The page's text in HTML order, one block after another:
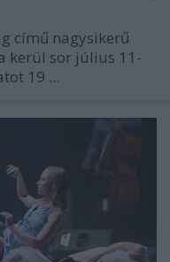
című nagysikerű
kerül sor július 11-
19 ...